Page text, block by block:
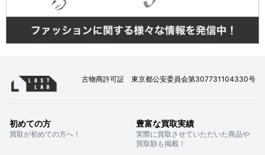
古物商許可証 東京都公安委員会第307731104330号
初めての方
買取が初めての方へ！
豊富な買取実績
実際に買取させていただいた商品や
買取額も掲載！